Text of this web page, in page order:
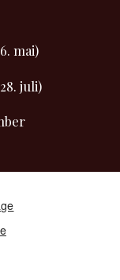
mai)
juli)